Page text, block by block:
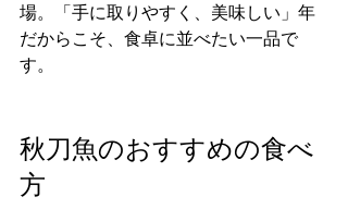
場。「手に取りやすく、美味しい」年
だからこそ、食卓に並べたい一品で
す。
秋刀魚のおすすめの食べ
方